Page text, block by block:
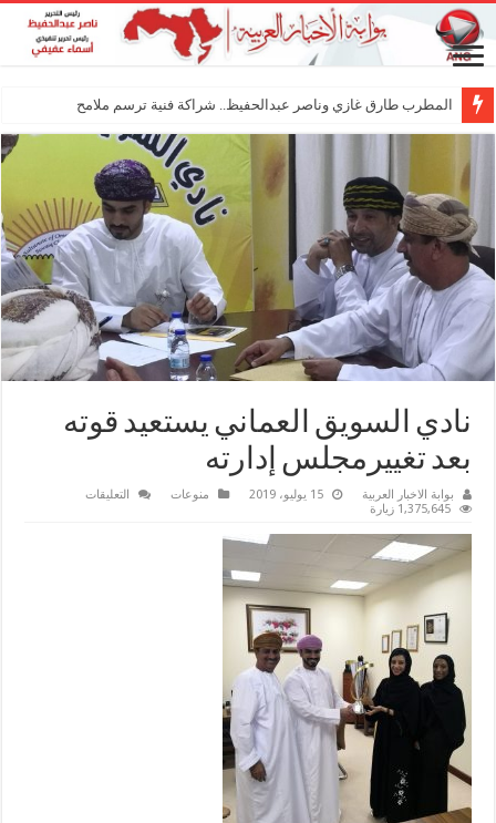
المطرب طارق غازي وناصر عبدالحفيظ.. شراكة فنية ترسم ملامح مستقبل الكليب
نادي السويق العماني يستعيد قوته
بعد تغييرمجلس إدارته
بوابة الاخبار العربية 15 يوليو، 2019 منوعات التعليقات
1,375,645 زيارة